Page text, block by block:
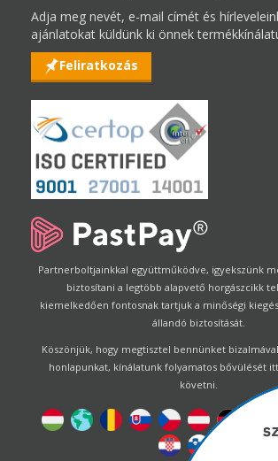
Adja meg nevét, e-mail címét és
ajánlatokat küldünk ki önnek
Feliratkozás
Partnerboltjainkkal együttműködve, igyekszünk
biztosítani a legtöbb alapvető horgászcikk
kiemelkedően fontosnak tartjuk a minőségi
állandó biztosítását.
Köszönjük, hogy megtisztel bennünket
honlapunkat, kínálatunk folyamatos bővülését
követni.